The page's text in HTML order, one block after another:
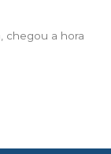
chegou a hora